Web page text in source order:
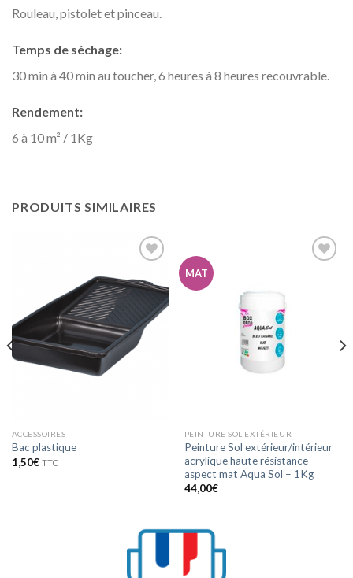
Rouleau, pistolet et pinceau.
Temps de séchage:
30 min à 40 min au toucher, 6 heures à 8 heures recouvrable.
Rendement:
6 à 10 m² / 1 Kg
PRODUITS SIMILAIRES
à la
wishlist
ACCESSOIRES
Bac plastique
1,50€ TTC
MAT
PEINTURE SOL EXTÉRIEUR
Peinture Sol extérieur/intérieur
acrylique haute résistance
aspect mat Aqua Sol – 1Kg
44,00€